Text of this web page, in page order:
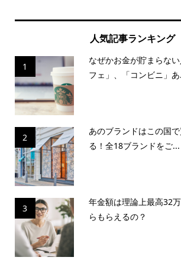
人気記事ランキング
1
なぜかお金が貯まらな
フェ」、「コンビニ」
2
あのブランドはこの国
る！全18ブランドをご...
3
年金額は理論上最高32
らもらえるの？